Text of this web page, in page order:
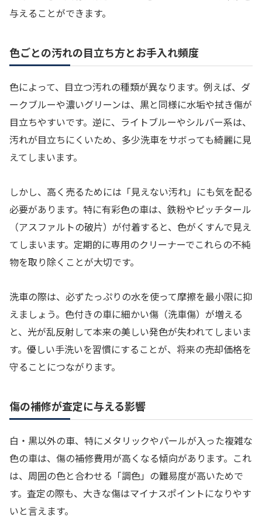
与えることができます。
色ごとの汚れの目立ち方とお手入れ頻度
色によって、目立つ汚れの種類が異なります。例えば、ダ
ークブルーや濃いグリーンは、黒と同様に水垢や拭き傷が
目立ちやすいです。逆に、ライトブルーやシルバー系は、
汚れが目立ちにくいため、多少洗車をサボっても綺麗に見
えてしまいます。
しかし、高く売るためには「見えない汚れ」にも気を配る
必要があります。特に有彩色の車は、鉄粉やピッチタール
（アスファルトの破片）が付着すると、色がくすんで見え
てしまいます。定期的に専用のクリーナーでこれらの不純
物を取り除くことが大切です。
洗車の際は、必ずたっぷりの水を使って摩擦を最小限に抑
えましょう。色付きの車に細かい傷（洗車傷）が増える
と、光が乱反射して本来の美しい発色が失われてしまいま
す。優しい手洗いを習慣にすることが、将来の売却価格を
守ることにつながります。
傷の補修が査定に与える影響
白・黒以外の車、特にメタリックやパールが入った複雑な
色の車は、傷の補修費用が高くなる傾向があります。これ
は、周囲の色と合わせる「調色」の難易度が高いためで
す。査定の際も、大きな傷はマイナスポイントになりやす
いと言えます。